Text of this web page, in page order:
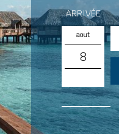
ARRIVÉE
aout
8